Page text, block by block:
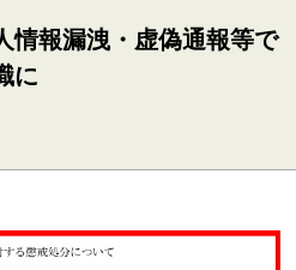
情報漏洩・虚偽通報等で
に